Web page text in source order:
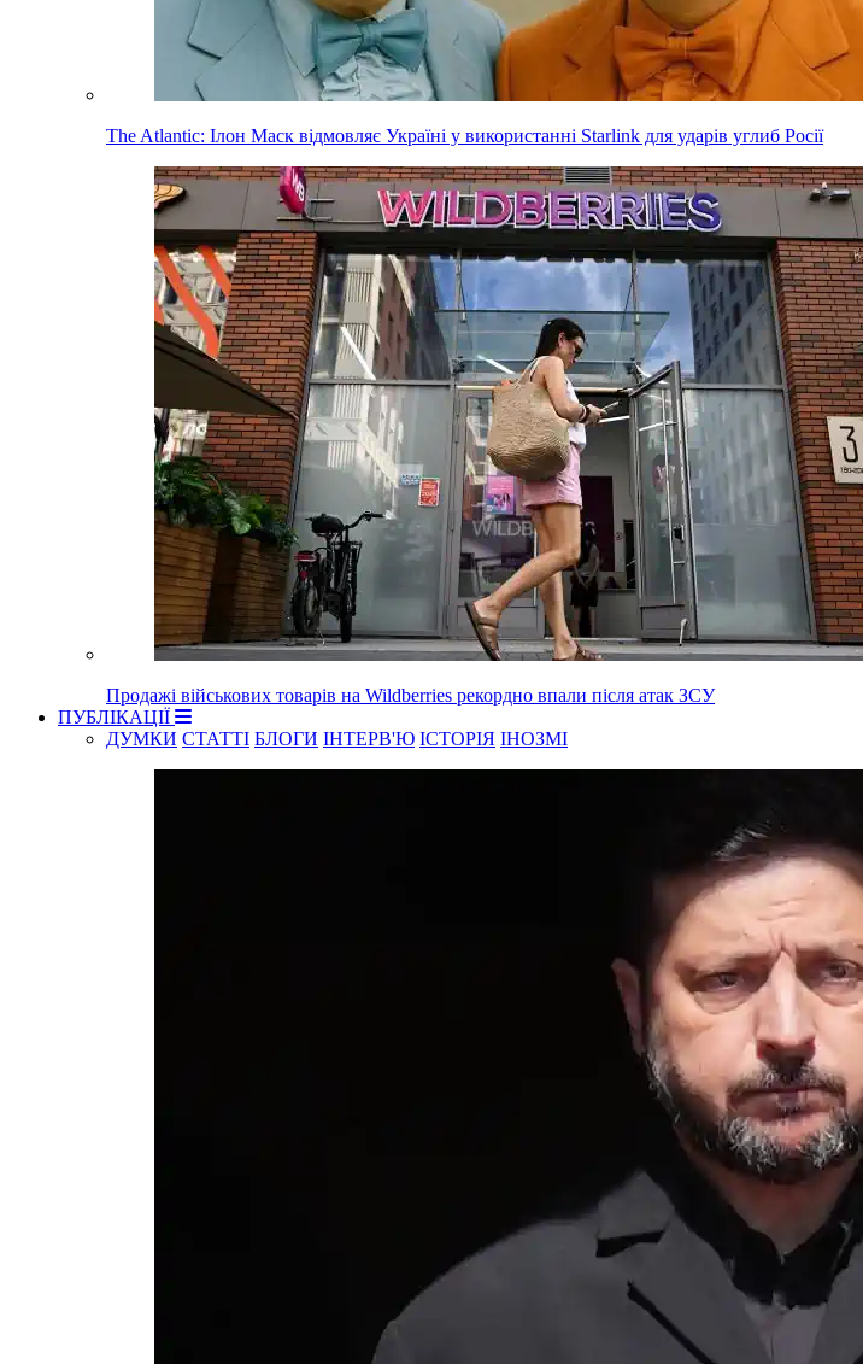
The Atlantic: Ілон Маск відмовляє Україні у використанні Starlink для ударів углиб Росії
Продажі військових товарів на Wildberries рекордно впали після атак ЗСУ
ПУБЛІКАЦІЇ
ДУМКИ СТАТТІ БЛОГИ ІНТЕРВ'Ю ІСТОРІЯ ІНОЗМІ